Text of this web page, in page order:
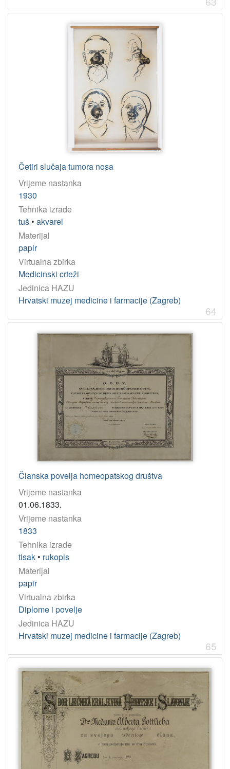
Četiri slučaja tumora nosa
Vrijeme nastanka
1930
Tehnika izrade
tuš • akvarel
Materijal
papir
Virtualna zbirka
Medicinski crteži
Jedinica HAZU
Hrvatski muzej medicine i farmacije (Zagreb)
64
Članska povelja homeopatskog društva
Vrijeme nastanka
01.06.1833.
Vrijeme nastanka
1833
Tehnika izrade
tisak • rukopis
Materijal
papir
Virtualna zbirka
Diplome i povelje
Jedinica HAZU
Hrvatski muzej medicine i farmacije (Zagreb)
65